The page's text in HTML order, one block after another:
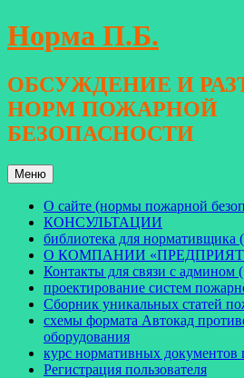
Перейти
к
Норма П.Б.
ОБСУЖДЕНИЕ И
НОРМ ПОЖАРНОЙ
БЕЗОПАСНОСТИ
Меню
О сайте (нормы пожарной
КОНСУЛЬТАЦИИ
библиотека для нормативщика
О КОМПАНИИ
Контакты для связи с админом
проектирование систем
Сборник уникальных статей
схемы формата Автокад
оборудования
курс нормативных документов
Регистрация пользователя